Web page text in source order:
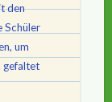
den
Schüler
um
gefaltet